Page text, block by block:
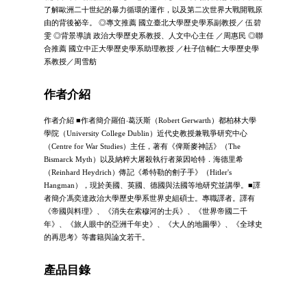
了解歐洲二十世紀的暴力循環的運作，以及第二次世界大戰開戰原
由的背後祕辛。 ◎專文推薦 國立臺北大學歷史學系副教授／ 伍碧
雯 ◎背景導讀 政治大學歷史系教授、人文中心主任 ／周惠民 ◎聯
合推薦 國立中正大學歷史學系助理教授 ／杜子信輔仁大學歷史學
系教授／周雪舫
作者介紹
作者介紹 ■作者簡介羅伯‧葛沃斯（Robert Gerwarth）都柏林大學
學院（University College Dublin）近代史教授兼戰爭研究中心
（Centre for War Studies）主任，著有《俾斯麥神話》（The
Bismarck Myth）以及納粹大屠殺執行者萊因哈特．海德里希
（Reinhard Heydrich）傳記《希特勒的劊子手》（Hitler's
Hangman），現於美國、英國、德國與法國等地研究並講學。■譯
者簡介馮奕達政治大學歷史學系世界史組碩士。專職譯者。譯有
《帝國與料理》、《消失在索穆河的士兵》、《世界帝國二千
年》、《旅人眼中的亞洲千年史》、《大人的地圖學》、《全球史
的再思考》等書籍與論文若干。
產品目錄